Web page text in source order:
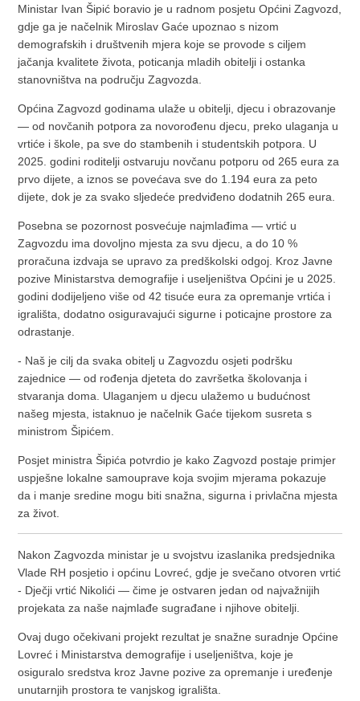
Ministar Ivan Šipić boravio je u radnom posjetu Općini Zagvozd,
gdje ga je načelnik Miroslav Gaće upoznao s nizom
demografskih i društvenih mjera koje se provode s ciljem
jačanja kvalitete života, poticanja mladih obitelji i ostanka
stanovništva na području Zagvozda.
Općina Zagvozd godinama ulaže u obitelji, djecu i obrazovanje
— od novčanih potpora za novorođenu djecu, preko ulaganja u
vrtiće i škole, pa sve do stambenih i studentskih potpora. U
2025. godini roditelji ostvaruju novčanu potporu od 265 eura za
prvo dijete, a iznos se povećava sve do 1.194 eura za peto
dijete, dok je za svako sljedeće predviđeno dodatnih 265 eura.
Posebna se pozornost posvećuje najmlađima — vrtić u
Zagvozdu ima dovoljno mjesta za svu djecu, a do 10 %
proračuna izdvaja se upravo za predškolski odgoj. Kroz Javne
pozive Ministarstva demografije i useljeništva Općini je u 2025.
godini dodijeljeno više od 42 tisuće eura za opremanje vrtića i
igrališta, dodatno osiguravajući sigurne i poticajne prostore za
odrastanje.
- Naš je cilj da svaka obitelj u Zagvozdu osjeti podršku
zajednice — od rođenja djeteta do završetka školovanja i
stvaranja doma. Ulaganjem u djecu ulažemo u budućnost
našeg mjesta, istaknuo je načelnik Gaće tijekom susreta s
ministrom Šipićem.
Posjet ministra Šipića potvrdio je kako Zagvozd postaje primjer
uspješne lokalne samouprave koja svojim mjerama pokazuje
da i manje sredine mogu biti snažna, sigurna i privlačna mjesta
za život.
Nakon Zagvozda ministar je u svojstvu izaslanika predsjednika
Vlade RH posjetio i općinu Lovreć, gdje je svečano otvoren vrtić
- Dječji vrtić Nikolići — čime je ostvaren jedan od najvažnijih
projekata za naše najmlađe sugrađane i njihove obitelji.
Ovaj dugo očekivani projekt rezultat je snažne suradnje Općine
Lovreć i Ministarstva demografije i useljeništva, koje je
osiguralo sredstva kroz Javne pozive za opremanje i uređenje
unutarnjih prostora te vanjskog igrališta.